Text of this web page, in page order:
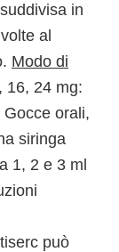
in
al
Modo di
16, 24 mg:
orali,
siringa
1, 2 e 3 ml
può